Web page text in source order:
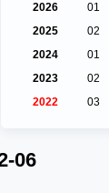
2026 01
2025
02
2024
01
2023
02
2022
03
06